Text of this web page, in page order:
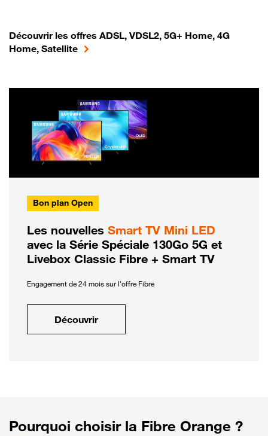
Découvrir les offres ADSL, VDSL2, 5G+ Home, 4G
Home, Satellite
Bon plan Open
Les nouvelles Smart TV Mini LED
avec la Série Spéciale 130Go 5G et
Livebox Classic Fibre + Smart TV
Engagement de 24 mois sur l'offre Fibre
Découvrir
Pourquoi choisir la Fibre Orange ?